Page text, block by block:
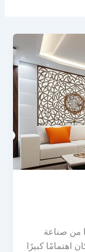
من صناعة
اهتمامًا كبيرًا